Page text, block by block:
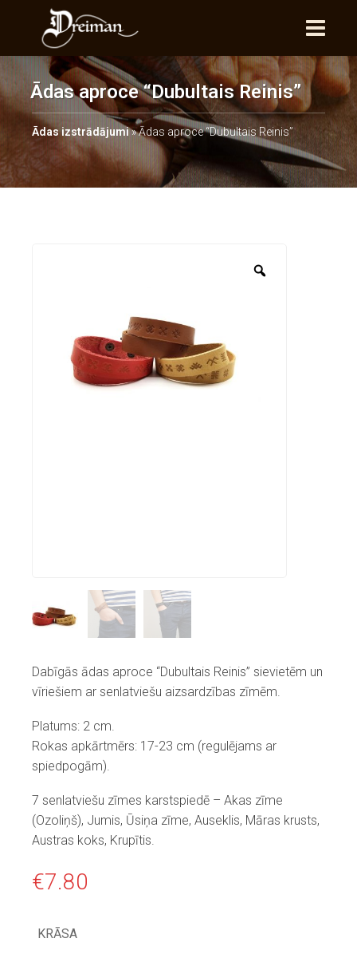
Ādas aproce “Dubultais Reinis”
Ādas izstrādājumi»Ādas aproce “Dubultais Reinis”
Dabīgās ādas aproce “Dubultais Reinis” sievietēm un
vīriešiem ar senlatviešu aizsardzības zīmēm.
Platums: 2 cm.
Rokas apkārtmērs: 17-23 cm (regulējams ar
spiedpogām).
7 senlatviešu zīmes karstspiedē – Akas zīme
(Ozoliņš), Jumis, Ūsiņa zīme, Auseklis, Māras krusts,
Austras koks, Krupītis.
€7.80
KRĀSA